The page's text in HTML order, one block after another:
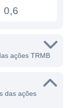
0,6
ações TRMB
das ações